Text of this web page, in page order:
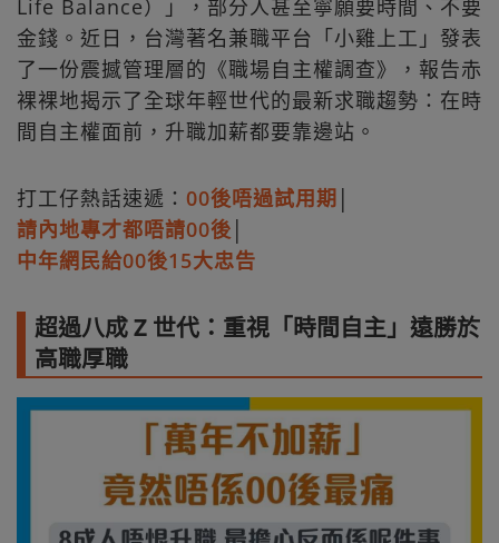
Life Balance）」，部分人甚至寧願要時間、不要
金錢。近日，台灣著名兼職平台「小雞上工」發表
了一份震撼管理層的《職場自主權調查》，報告赤
裸裸地揭示了全球年輕世代的最新求職趨勢：在時
間自主權面前，升職加薪都要靠邊站。
打工仔熱話速遞： 00後唔過試用期
請內地專才都唔請00後
中年網民給00後15大忠告
超過八成 Z 世代：重視「時間自主」遠勝於
高職厚職